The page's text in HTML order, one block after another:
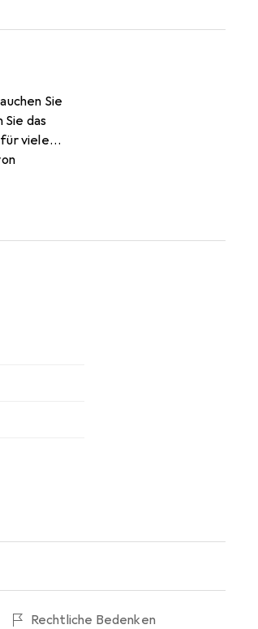
Sie
das
viele
Rechtliche Bedenken